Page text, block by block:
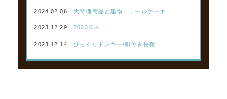
2024.02.06 大特価商品と建物、ロールケーキ
2023.12.29 2023年末
2023.12.14 びっくりドンキー/胴付き長靴